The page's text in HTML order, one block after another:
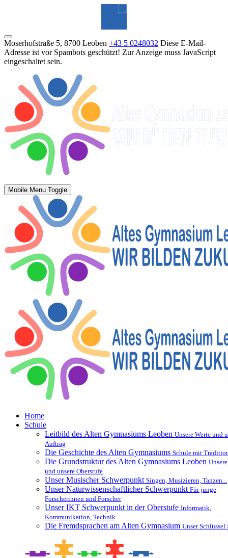
Moserhofstraße 5, 8700 Leoben +43 5 0248032 Diese E-Mail-
Adresse ist vor Spambots geschützt! Zur Anzeige muss JavaScript
eingeschaltet sein.
Mobile Menu Toggle
Home
Schule
Leitbild des Alten Gymnasiums Leoben Unsere Werte und
Auftrag
Die Geschichte des Alten Gymnasiums Schule mit
Die Grundstruktur des Alten Gymnasiums Leoben
und unsere Oberstufe
Unser Musischer Schwerpunkt Singen, Musizieren, Tanzen...
Unser Naturwissenschaftlicher Schwerpunkt Für junge
Forscherinnen und Forscher
Unser IKT Schwerpunkt in der Oberstufe Informatik,
Kommunikation, Technik
Die Fremdsprachen am Alten Gymnasium Unser Schlüssel